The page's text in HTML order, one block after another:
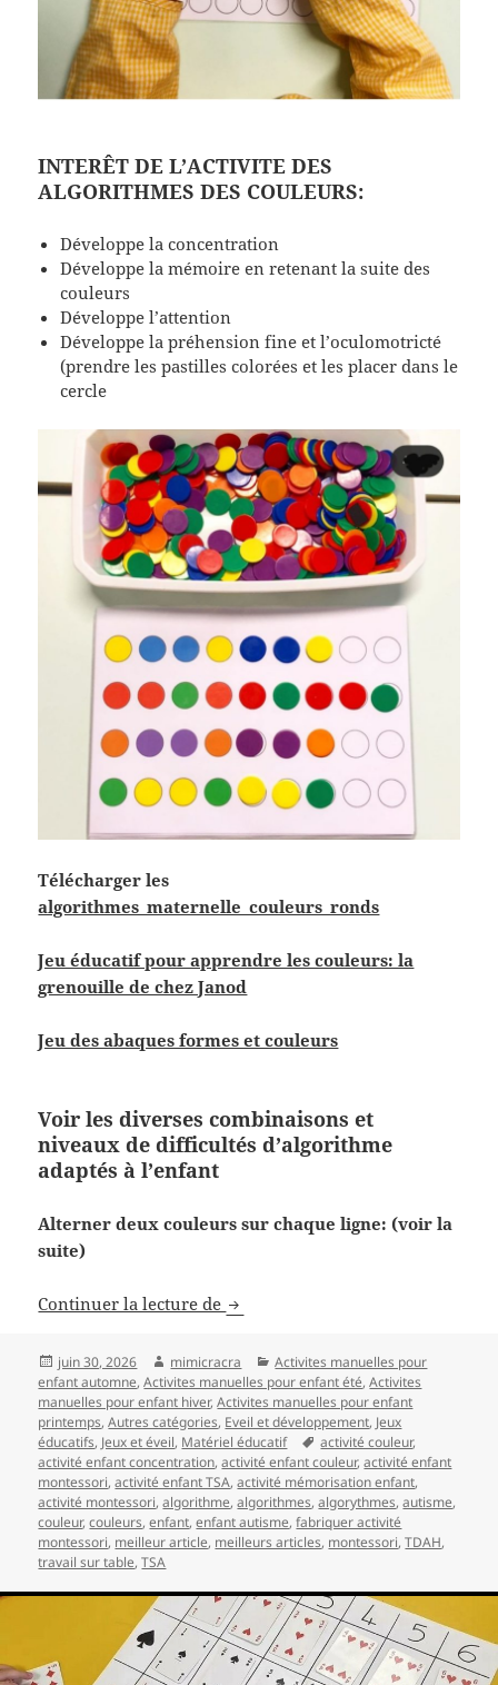
INTERÊT DE L’ACTIVITE DES
ALGORITHMES DES COULEURS:
Développe la concentration
Développe la mémoire en retenant la suite des
couleurs
Développe l’attention
Développe la préhension fine et l’oculomotricté
(prendre les pastilles colorées et les placer dans le
cercle
Télécharger les
algorithmes_maternelle_couleurs_ronds
Jeu éducatif pour apprendre les couleurs: la
grenouille de chez Janod
Jeu des abaques formes et couleurs
Voir les diverses combinaisons et
niveaux de difficultés d’algorithme
adaptés à l’enfant
Alterner deux couleurs sur chaque ligne: (voir la
suite)
Continuer la lecture de Activité Montessori: Les
Publié
le
juin 30, 2026 Auteur
mimicracra Catégories
Activites manuelles pour
enfant automne,Activites manuelles pour enfant été,Activites
manuelles pour enfant hiver,Activites manuelles pour enfant
printemps,Autres catégories, Eveil et développement, Jeux
éducatifs, Jeux et éveil, Matériel éducatif
Mots-
clés
activité couleur,
activité enfant concentration,activité enfant couleur,activité enfant
montessori,activité enfant TSA,activité mémorisation enfant,
activité montessori,algorithme,algorithmes,algorythmes,autisme,
couleur,couleurs,enfant,enfant autisme,fabriquer activité
montessori, meilleur article, meilleurs articles, montessori,TDAH,
travail sur table,TSA